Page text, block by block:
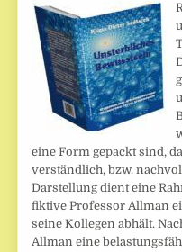
eine Form gepackt sind,
verständlich, bzw.
Darstellung dient eine
fiktive Professor Allman
seine Kollegen abhält.
Allman eine